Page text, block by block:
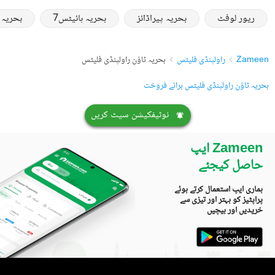
ریور لوفٹ
بحریہ پیراڈائز بحریہ ہائیٹس7
Zameen راولپنڈی فلیٹس
بحریہ ٹاؤن راولپنڈی فلیٹس
بحریہ ٹاؤن راولپنڈی فلیٹس برائے فروخت
نوٹیفکیشن سیٹ کریں
Zameen ایپ
حاصل کیجئے
ہماری ایپ استعمال کرتے ہوئے
پراپٹیز کو بہتر اور تیزی سے
خریدیں اور بیچیں